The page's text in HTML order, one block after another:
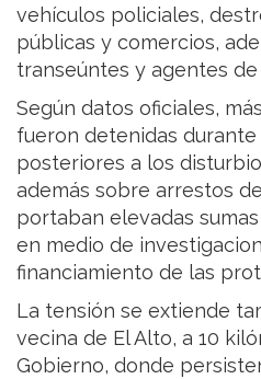
vehículos policiales,
públicas y comercios,
transeúntes y agentes de
Según datos oficiales,
fueron detenidas
posteriores a los
además sobre arrestos
portaban elevadas
en medio de
financiamiento de las
La tensión se extiende
vecina de El Alto, a 10
Gobierno, donde